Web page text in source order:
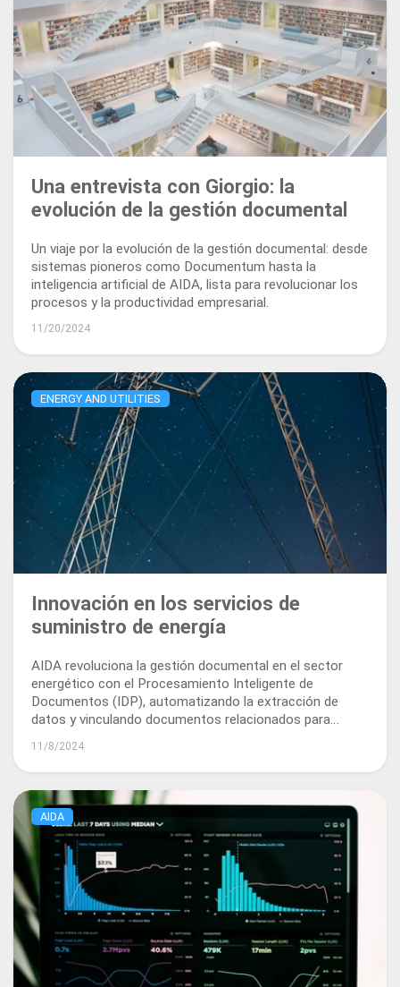
Una entrevista con Giorgio: la
evolución de la gestión documental
Un viaje por la evolución de la gestión documental: desde
sistemas pioneros como Documentum hasta la
inteligencia artificial de AIDA, lista para revolucionar los
procesos y la productividad empresarial.
11/20/2024
ENERGY AND UTILITIES
Innovación en los servicios de
suministro de energía
AIDA revoluciona la gestión documental en el sector
energético con el Procesamiento Inteligente de
Documentos (IDP), automatizando la extracción de
datos y vinculando documentos relacionados para
ofertas a los clientes.
11/8/2024
AIDA